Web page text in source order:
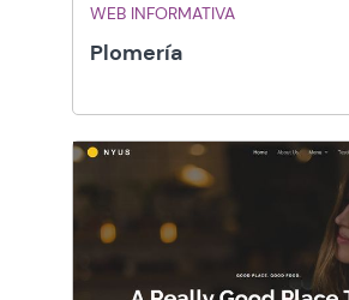
WEB INFORMATIVA
Plomería